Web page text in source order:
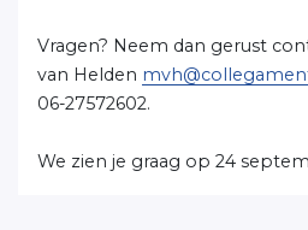
Vragen? Neem dan gerust
van Helden
06-27572602.
We zien je graag op 24